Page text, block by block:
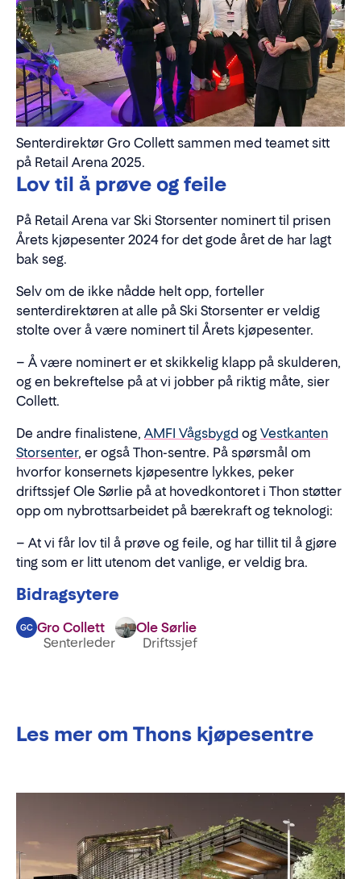
Senterdirektør Gro Collett sammen med teamet sitt
på Retail Arena 2025.
Lov til å prøve og feile
På Retail Arena var Ski Storsenter nominert til prisen
Årets kjøpesenter 2024 for det gode året de har lagt
bak seg.
Selv om de ikke nådde helt opp, forteller
senterdirektøren at alle på Ski Storsenter er veldig
stolte over å være nominert til Årets kjøpesenter.
– Å være nominert er et skikkelig klapp på skulderen,
og en bekreftelse på at vi jobber på riktig måte, sier
Collett.
De andre finalistene, AMFI Vågsbygd og Vestkanten
Storsenter, er også Thon-sentre. På spørsmål om
hvorfor konsernets kjøpesentre lykkes, peker
driftssjef Ole Sørlie på at hovedkontoret i Thon støtter
opp om nybrottsarbeidet på bærekraft og teknologi:
– At vi får lov til å prøve og feile, og har tillit til å gjøre
ting som er litt utenom det vanlige, er veldig bra.
Bidragsytere
GC Gro Collett
Senterleder
Ole Sørlie
Driftssjef
Les mer om Thons kjøpesentre